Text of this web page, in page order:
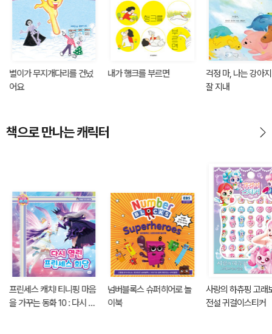
별이가 무지개다리를 건넜
어요
내가 행크를 부르면
걱정 마, 나는 강아
잘 지내
책으로 만나는 캐릭터
프린세스 캐치! 티니핑 마음
을 가꾸는 동화 10 : 다시 열
넘버블록스 슈퍼히어로 놀
이북
사랑의 하츄핑 고래
전설 귀걸이스티커